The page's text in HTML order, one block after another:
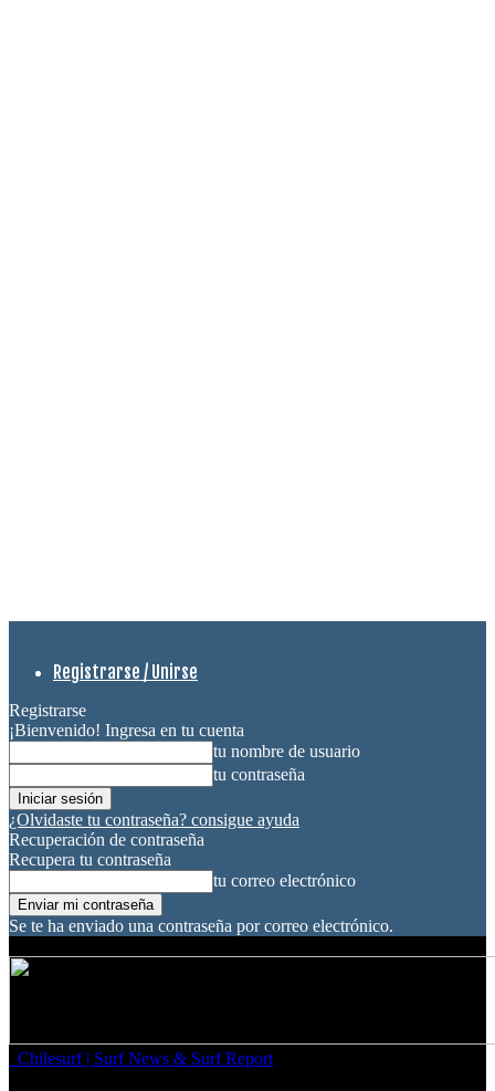
Registrarse / Unirse
Registrarse
¡Bienvenido! Ingresa en tu cuenta
tu nombre de usuario
tu contraseña
¿Olvidaste tu contraseña? consigue ayuda
Recuperación de contraseña
Recupera tu contraseña
tu correo electrónico
Se te ha enviado una contraseña por correo electrónico.
Chilesurf | Surf News & Surf Report